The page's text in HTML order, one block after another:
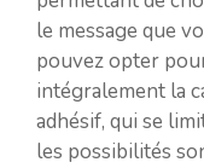
le message que
pouvez opter
intégralement la
adhésif, qui se
les possibilités